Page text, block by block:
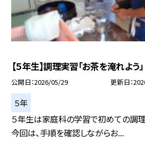
【５年生】調理実習「お茶を淹れよう」
公開日 2026/05/29 更新日
５年
５年生は家庭科の学習で初めての調
今回は、手順を確認しながらお...